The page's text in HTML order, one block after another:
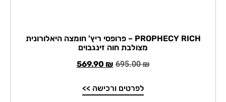
PROPHECY RICH – פרופסי ריץ' חומצה היאלורונית
מצולבת חוה זינגבוים
695.00₪
569.90 ₪
לפרטים ורכישה >>